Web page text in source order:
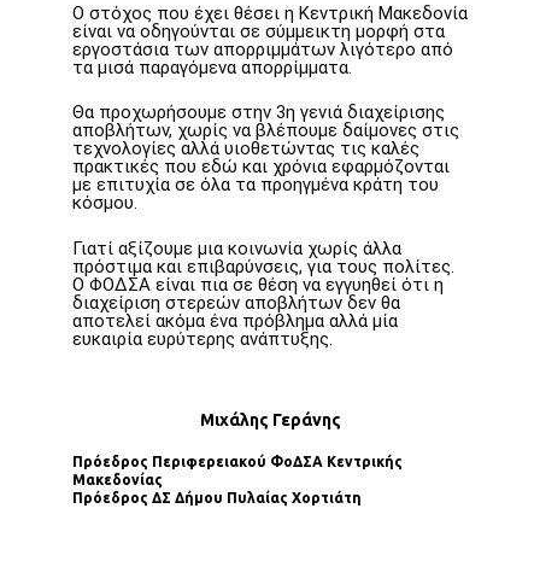
Ο στόχος που έχει θέσει η Κεντρική Μακεδονία
είναι να οδηγούνται σε σύμμεικτη μορφή στα
εργοστάσια των απορριμμάτων λιγότερο από
τα μισά παραγόμενα απορρίμματα.
Θα προχωρήσουμε στην 3η γενιά διαχείρισης
αποβλήτων, χωρίς να βλέπουμε δαίμονες στις
τεχνολογίες αλλά υιοθετώντας τις καλές
πρακτικές που εδώ και χρόνια εφαρμόζονται
με επιτυχία σε όλα τα προηγμένα κράτη του
κόσμου.
Γιατί αξίζουμε μια κοινωνία χωρίς άλλα
πρόστιμα και επιβαρύνσεις, για τους πολίτες.
Ο ΦΟΔΣΑ είναι πια σε θέση να εγγυηθεί ότι η
διαχείριση στερεών αποβλήτων δεν θα
αποτελεί ακόμα ένα πρόβλημα αλλά μία
ευκαιρία ευρύτερης ανάπτυξης.
Μιχάλης Γεράνης
Πρόεδρος Περιφερειακού ΦοΔΣΑ Κεντρικής
Μακεδονίας
Πρόεδρος ΔΣ Δήµου Πυλαίας Χορτιάτη